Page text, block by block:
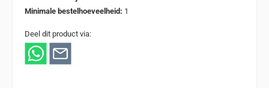
Minimale bestelhoeveelheid: 1
Deel dit product via: